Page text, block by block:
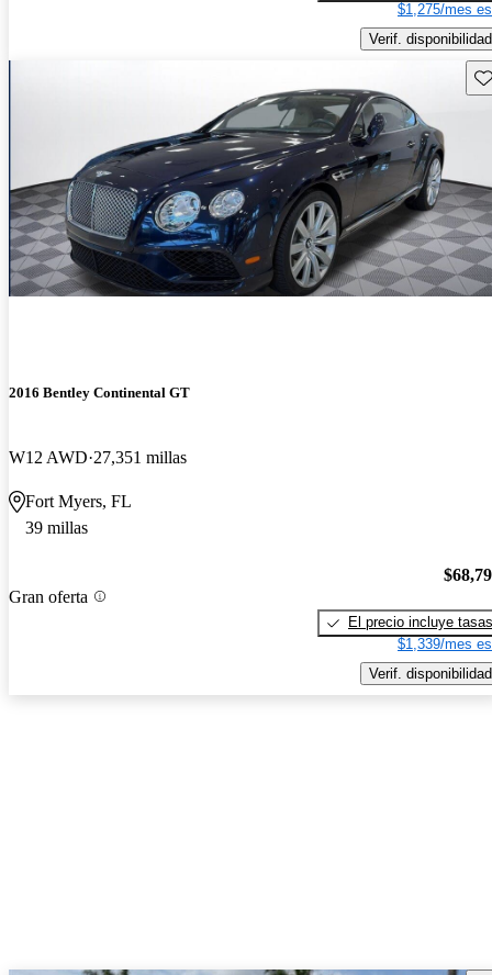
$1,275/mes
Verif. disponibilidad
2016 Bentley Continental GT
W12 AWD 27,351 millas
Fort Myers, FL
39 millas
Gran oferta
El precio incluye tasas
$1,339/mes
Verif. disponibilidad